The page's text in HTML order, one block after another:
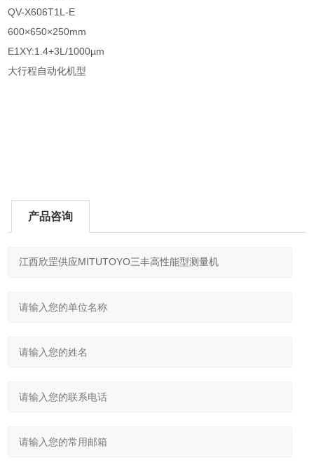
QV-X606T1L-E
600×650×250mm
E1XY:1.4+3L/1000µm
大行程自动化机型
产品咨询